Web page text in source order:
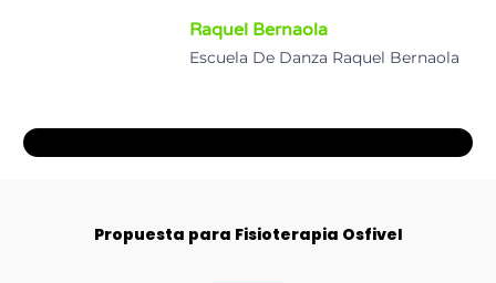
Raquel Bernaola
Escuela De Danza Raquel Bernaola
Propuesta para Fisioterapia Osfivel